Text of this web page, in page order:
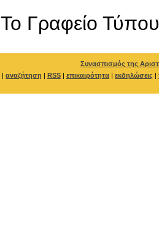
To Γραφείο Τύπου
Συνασπισμός της
| αναζήτηση | RSS | επικαιρότητα | εκδηλώσεις |